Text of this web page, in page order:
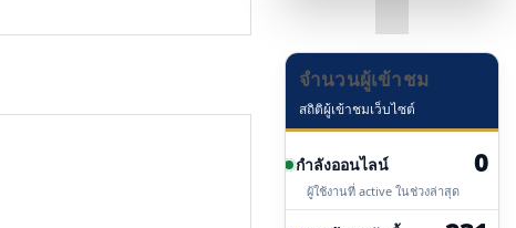
จำนวนผู้เข้าชม
สถิติผู้เข้าชมเว็บไซต์
กำลังออนไลน์ 0
ผู้ใช้งานที่ active ในช่วงล่าสุด